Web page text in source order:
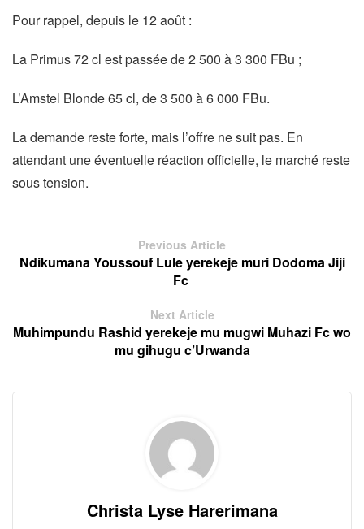
Pour rappel, depuis le 12 août :
La Primus 72 cl est passée de 2 500 à 3 300 FBu ;
L’Amstel Blonde 65 cl, de 3 500 à 6 000 FBu.
La demande reste forte, mais l’offre ne suit pas. En
attendant une éventuelle réaction officielle, le marché reste
sous tension.
Previous Article
Ndikumana Youssouf Lule yerekeje muri Dodoma Jiji
Fc
Next Article
Muhimpundu Rashid yerekeje mu mugwi Muhazi Fc wo
mu gihugu c’Urwanda
Christa Lyse Harerimana